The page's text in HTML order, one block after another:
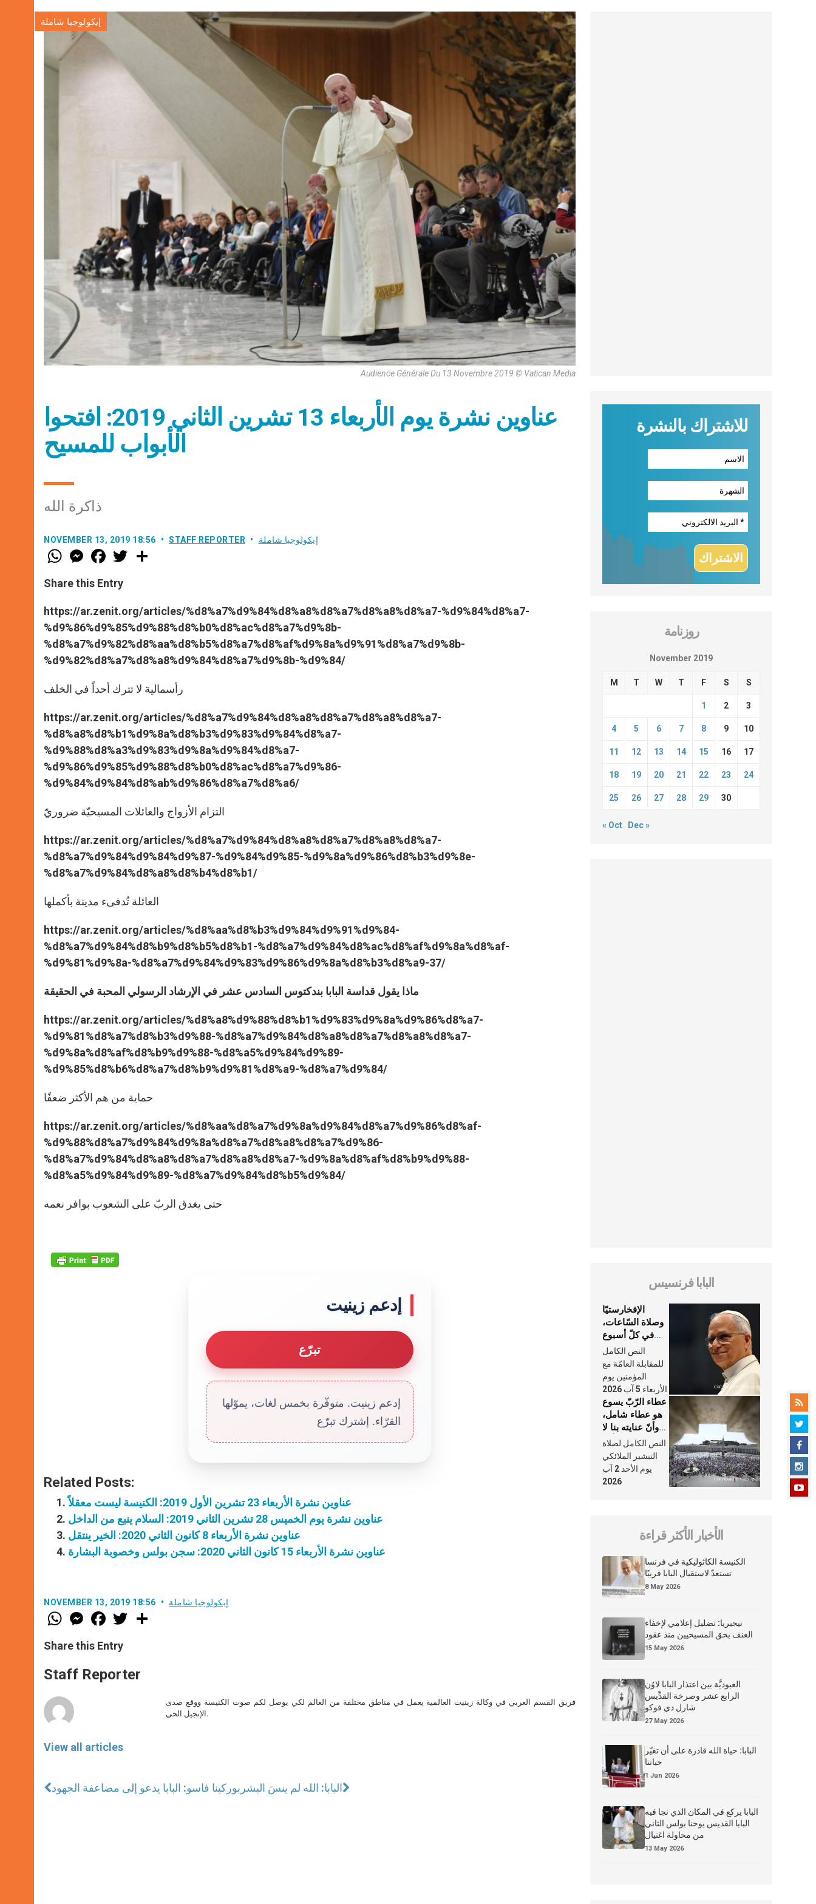
إيكولوجيا شاملة
Audience Générale Du 13 Novembre 2019 © Vatican Media
عناوين نشرة يوم الأربعاء 13 تشرين الثاني 2019: افتحوا
الأبواب للمسيح
ذاكرة الله
NOVEMBER 13, 2019 18:56 STAFF REPORTER إيكولوجيا شاملة
W
h
t
s
p
p
M
e
s
e
g
e
r
F
a
e
b
o
k
w
r
Share this Entry
https://ar.zenit.org/articles/%d8%a7%d9%84%d8%a8%d8%a7%d8%a8%d8%a7-%d9%84%d8%a7-
%d9%86%d9%85%d9%88%d8%b0%d8%ac%d8%a7%d9%8b-
%d8%a7%d9%82%d8%aa%d8%b5%d8%a7%d8%af%d9%8a%d9%91%d8%a7%d9%8b-
%d9%82%d8%a7%d8%a8%d9%84%d8%a7%d9%8b-%d9%84/
رأسمالية لا تترك أحداً في الخلف
https://ar.zenit.org/articles/%d8%a7%d9%84%d8%a8%d8%a7%d8%a8%d8%a7-
%d8%a8%d8%b1%d9%8a%d8%b3%d9%83%d9%84%d8%a7-
%d9%88%d8%a3%d9%83%d9%8a%d9%84%d8%a7-
%d9%86%d9%85%d9%88%d8%b0%d8%ac%d8%a7%d9%86-
%d9%84%d9%84%d8%ab%d9%86%d8%a7%d8%a6/
التزام الأزواج والعائلات المسيحيّة ضروريّ
https://ar.zenit.org/articles/%d8%a7%d9%84%d8%a8%d8%a7%d8%a8%d8%a7-
%d8%a7%d9%84%d9%84%d9%87-%d9%84%d9%85-%d9%8a%d9%86%d8%b3%d9%8e-
%d8%a7%d9%84%d8%a8%d8%b4%d8%b1/
العائلة تُدفىء مدينة بأكملها
https://ar.zenit.org/articles/%d8%aa%d8%b3%d9%84%d9%91%d9%84-
%d8%a7%d9%84%d8%b9%d8%b5%d8%b1-%d8%a7%d9%84%d8%ac%d8%af%d9%8a%d8%af-
%d9%81%d9%8a-%d8%a7%d9%84%d9%83%d9%86%d9%8a%d8%b3%d8%a9-37/
ماذا يقول قداسة البابا بندكتوس السادس عشر في الإرشاد الرسولي المحبة في الحقيقة
https://ar.zenit.org/articles/%d8%a8%d9%88%d8%b1%d9%83%d9%8a%d9%86%d8%a7-
%d9%81%d8%a7%d8%b3%d9%88-%d8%a7%d9%84%d8%a8%d8%a7%d8%a8%d8%a7-
%d9%8a%d8%af%d8%b9%d9%88-%d8%a5%d9%84%d9%89-
%d9%85%d8%b6%d8%a7%d8%b9%d9%81%d8%a9-%d8%a7%d9%84/
حماية من هم الأكثر ضعفًا
https://ar.zenit.org/articles/%d8%aa%d8%a7%d9%8a%d9%84%d8%a7%d9%86%d8%af-
%d9%88%d8%a7%d9%84%d9%8a%d8%a7%d8%a8%d8%a7%d9%86-
%d8%a7%d9%84%d8%a8%d8%a7%d8%a8%d8%a7-%d9%8a%d8%af%d8%b9%d9%88-
%d8%a5%d9%84%d9%89-%d8%a7%d9%84%d8%b5%d9%84/
حتى يغدق الربّ على الشعوب بوافر نعمه
إدعم زينيت
تبرّع
إدعم زينيت. متوفّرة بخمس لغات، يموّلها
القرّاء. إشترك تبرّع
Related Posts:
عناوين نشرة الأربعاء 23 تشرين الأول 2019: الكنيسة ليست معقلاً
عناوين نشرة يوم الخميس 28 تشرين الثاني 2019: السلام ينبع من الداخل
عناوين نشرة الأربعاء 8 كانون الثاني 2020: الخير ينتقل
عناوين نشرة الأربعاء 15 كانون الثاني 2020: سجن بولس وخصوبة البشارة
NOVEMBER 13, 2019 18:56 إيكولوجيا شاملة
W
h
t
s
p
p
M
e
s
e
g
e
F
a
e
b
o
k
w
r
Share this Entry
Staff Reporter
View all articles
فريق القسم العربي في وكالة زينيت العالمية يعمل في مناطق مختلفة من العالم لكي يوصل لكم صوت الكنيسة ووقع صدى
الإنجيل الحي.
بوركينا فاسو: البابا يدعو إلى مضاعفة الجهود البابا: الله لم ينسَ البشر
للاشتراك بالنشرة
روزنامة
November 2019
M T W T F S S
1 2 3
4 5 6 7 8 9 10
11 12 13 14 15 16 17
18 19 20 21 22 23 24
25 26 27 28 29 30
« Oct Dec »
البابا فرنسيس
الإفخارستيّا
وصلاة السّاعات،
في كلّ أسبوع
وكلّ يوم، هما
النَّفَس في حياة
الكنيسة
النص الكامل
للمقابلة العامّة مع
المؤمنين يوم
الأربعاء 5 آب 2026
عطاء الرّبّ يسوع
هو عطاء شامل،
وأنّ عنايته بنا لا
تغيب عنّا أبدًا
النص الكامل لصلاة
التبشير الملائكي
يوم الأحد 2 آب
2026
الأخبار الأكثر قراءة
الكنيسة الكاثوليكية في فرنسا
تستعدّ لاستقبال البابا قريبًا
8 May 2026
نيجيريا: تضليل إعلامي لإخفاء
العنف بحق المسيحيين منذ عقود
15 May 2026
العبوديَّة بين اعتذار البابا لاوُن
الرابع عشر وصرخة القدِّيس
شارل دي فوكو
27 May 2026
البابا: حياة الله قادرة على أن تغيّر
حياتنا
1 Jun 2026
البابا يركع في المكان الذي نجا فيه
البابا القديس يوحنا بولس الثاني
من محاولة اغتيال
13 May 2026